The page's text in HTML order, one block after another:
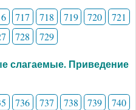
717 718 719 720
721
728 729
слагаемые. Приведение
736 737 738 739
740